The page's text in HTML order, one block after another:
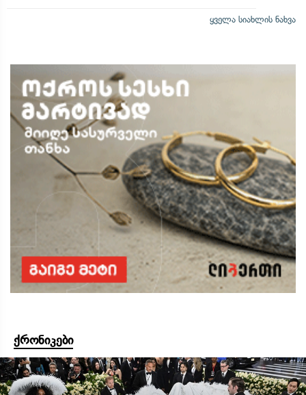
ყველა სიახლის ნახვა
ქრონიკები